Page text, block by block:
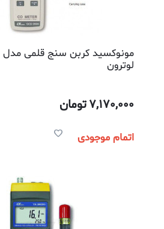
لوترون
7,170,000تومان
اتمام موجودی